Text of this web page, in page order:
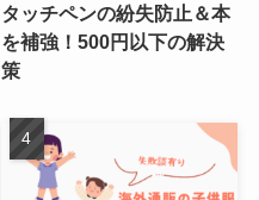
タッチペンの紛失防止＆本
を補強！500円以下の解決
策